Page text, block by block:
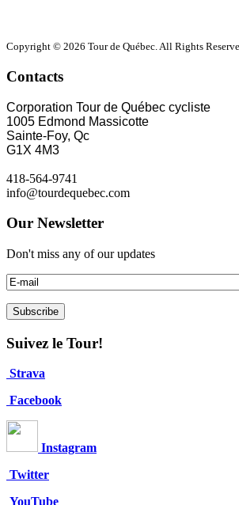
Copyright © 2026 Tour de Québec. All Rights
Contacts
Corporation Tour de Québec cycliste
1005 Edmond Massicotte
Sainte-Foy, Qc
G1X 4M3
418-564-9741
info@tourdequebec.com
Our Newsletter
Don't miss any of our updates
Suivez le Tour!
Strava
Facebook
Instagram
Twitter
YouTube